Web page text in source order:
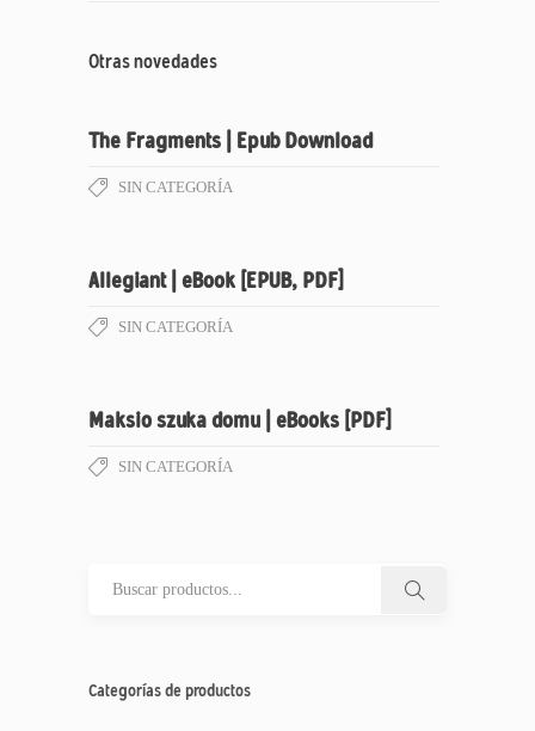
Otras novedades
The Fragments | Epub Download
SIN CATEGORÍA
Allegiant | eBook [EPUB, PDF]
SIN CATEGORÍA
Maksio szuka domu | eBooks [PDF]
SIN CATEGORÍA
Categorías de productos